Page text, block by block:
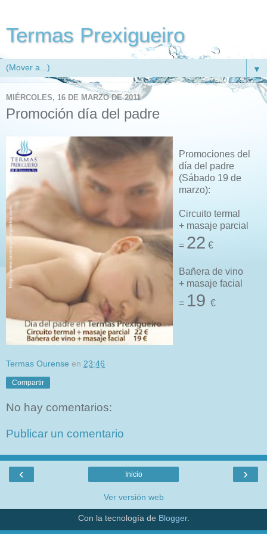
Termas Prexigueiro
▼
MIÉRCOLES, 16 DE MARZO DE 2011
Promoción día del padre
Promociones del
día del padre
(Sábado 19 de
marzo):
Circuito termal
+ masaje parcial
= 22 €
Bañera de vino
+ masaje facial
= 19 €
Termas Ourense en 23:46
Compartir
No hay comentarios:
Publicar un comentario
‹ ›
Inicio
Ver versión web
Con la tecnología de Blogger.